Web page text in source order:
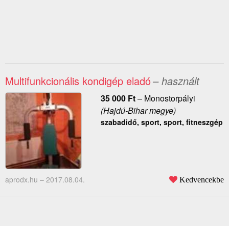
Multifunkcionális kondigép eladó– használt
35 000 Ft– Monostorpályi
(Hajdú-Bihar megye)
szabadidő, sport, sport, fitneszgép
aprodx.hu – 2017.08.04. Kedvencekbe